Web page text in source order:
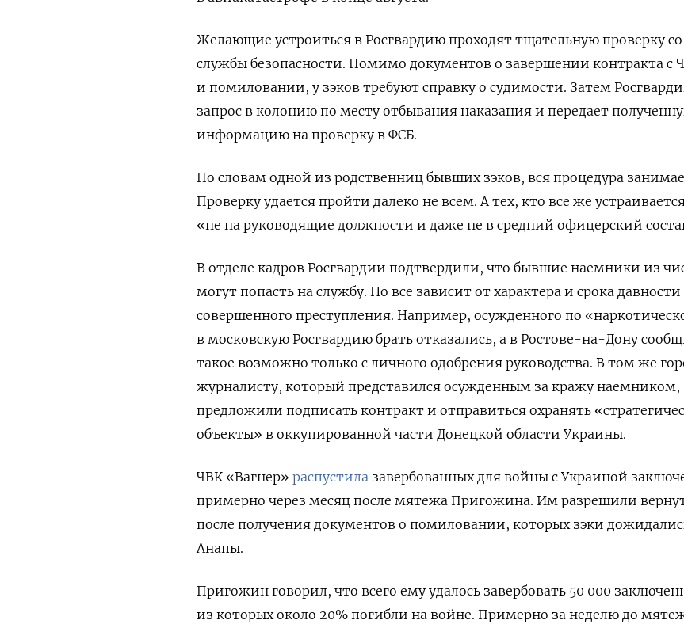
Желающие устроиться в Росгвардию проходят тщательную проверку
службы безопасности. Помимо документов о завершении контракта с
и помиловании, у зэков требуют справку о судимости. Затем
запрос в колонию по месту отбывания наказания и передает
информацию на проверку в ФСБ.
По словам одной из родственниц бывших зэков, вся процедура
Проверку удается пройти далеко не всем. А тех, кто все же
«не на руководящие должности и даже не в средний офицерский
В отделе кадров Росгвардии подтвердили, что бывшие наемники из
могут попасть на службу. Но все зависит от характера и срока давности
совершенного преступления. Например, осужденного по
в московскую Росгвардию брать отказались, а в Ростове-на-Дону
такое возможно только с личного одобрения руководства. В том же
журналисту, который представился осужденным за кражу наемником,
предложили подписать контракт и отправиться охранять
объекты» в оккупированной части Донецкой области Украины.
ЧВК «Вагнер» распустила завербованных для войны с Украиной
примерно через месяц после мятежа Пригожина. Им разрешили
после получения документов о помиловании, которых зэки
Анапы.
Пригожин говорил, что всего ему удалось завербовать 50 000
из которых около 20% погибли на войне. Примерно за неделю до